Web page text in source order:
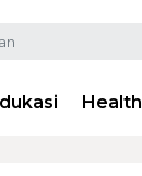
Health